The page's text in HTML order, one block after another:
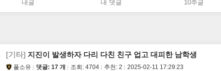
지
on/off
색
쓰
내글 내 댓글 10추글
[기타] 지진이 발생하자 다리 다친 친구 업고 대피한 남학생
풀소유 댓글: 17 개 조회: 4704 추천: 2 2025-02-11 17:29:23